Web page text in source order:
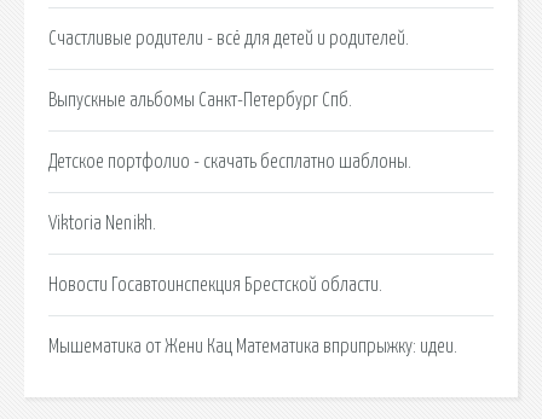
Счастливые родители - всё для детей и родителей.
Выпускные альбомы Санкт-Петербург Спб.
Детское портфолио - скачать бесплатно шаблоны.
Viktoria Nenikh.
Новости Госавтоинспекция Брестской области.
Мышематика от Жени Кац Математика вприпрыжку: идеи.